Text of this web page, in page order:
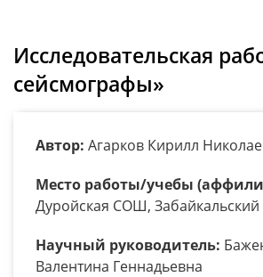
Исследовательская
сейсмографы»
Автор: Агарков Кирилл
Место работы/учебы
Дуройская СОШ, Забайкальский
Научный руководитель:
Валентина Геннадьевна